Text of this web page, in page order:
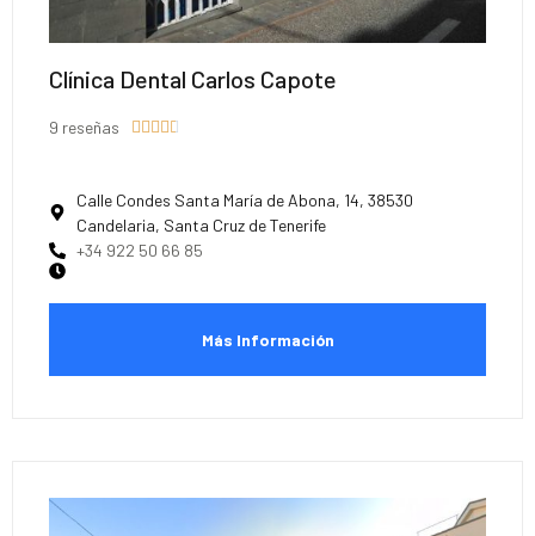
Clínica Dental Carlos Capote
9 reseñas     
Calle Condes Santa María de Abona, 14, 38530
Candelaria, Santa Cruz de Tenerife
+34 922 50 66 85
Más Información